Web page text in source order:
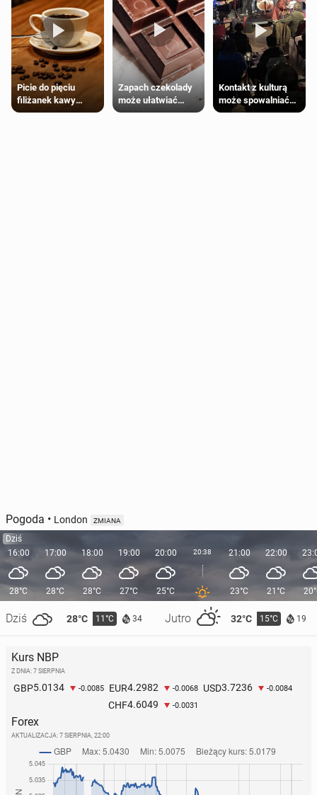
Picie do pięciu
filiżanek kawy
dziennie jest
Zapach czekolady
może ułatwiać
trening siłowy
Kontakt z kulturą
może spowalniać
starzenie
Pogoda • London ZMIANA
Dziś
16:00
28°C
Dziś 28°C 11°C 34 Jutro 32°C 15°C 19
17:00
28°C
18:00
28°C
19:00
27°C
20:00
25°C
20:38 21:00
23°C
22:00
21°C
Kurs NBP
Z DNIA: 7 SIERPNIA
GBP5.0134 -0.0085 EUR4.2982 -0.0068 USD3.7236 -0.0084
CHF4.6049 -0.0031
Forex
AKTUALIZACJA: 7 SIERPNIA, 22:00